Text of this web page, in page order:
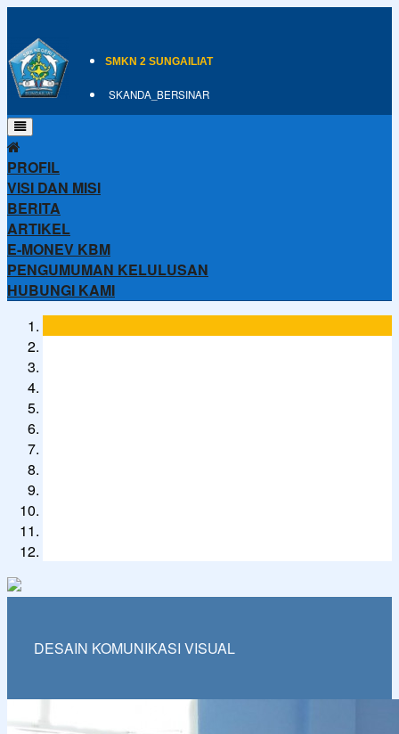
SMKN 2 SUNGAILIAT
SKANDA_BERSINAR
PROFIL
VISI DAN MISI
BERITA
ARTIKEL
E-MONEV KBM
PENGUMUMAN KELULUSAN
HUBUNGI KAMI
DESAIN KOMUNIKASI VISUAL